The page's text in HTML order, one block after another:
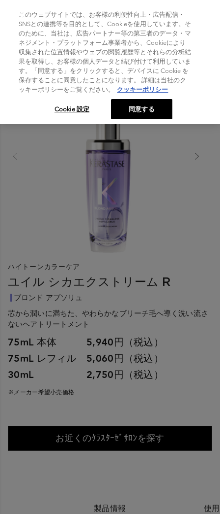
TOGGLE NAVIGATION
Home >
製品シリーズ > ブロンド アブソリュ > ユイル シカエクストリーム R
ハイトーンカラーケア
ユイル シカエクストリーム R
ブロンド アブソリュ
芯から潤いに満ちた、やわらかなブリーチ毛へ導く洗い流さ
ないヘアトリートメント
75mL 本体 5,940円（税込）
75mL レフィル 5,060円（税込）
30mL 2,750円（税込）
※メーカー希望小売価格
お近くのｹﾗｽﾀｰｾﾞｻﾛﾝを探す
製品情報 使
このウェブサイトでは、お客様の利便性向上・広告配信・
SNSとの連携等を目的として、Cookieを使用しています。そ
のために、当社は、広告パートナー等の第三者のデータ・マ
ネジメント・プラットフォーム事業者から、Cookieにより
収集された位置情報やウェブの閲覧履歴等とそれらの分析結
果を取得し、お客様の個人データと結び付けて利用していま
す。「同意する」をクリックすると、デバイスに Cookie を
保存することに同意したことになります。 詳細は当社のク
ッキーポリシーをご覧ください。
クッキーポリシー
Cookie 設定 同意する